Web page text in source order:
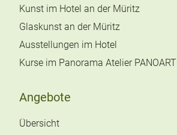
Kunst im Hotel an der Müritz
Glaskunst an der Müritz
Ausstellungen im Hotel
Kurse im Panorama Atelier PANOART
Angebote
Übersicht